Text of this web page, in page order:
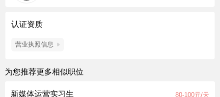
先。
认证资质
营业执照信息
为您推荐更多相似职位
新媒体运营实习生 80-100元/天